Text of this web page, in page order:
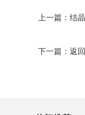
上一篇： 结
下一篇： 返